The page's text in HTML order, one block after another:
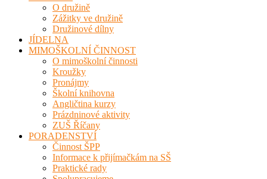
O družině
Zážitky ve družině
Družinové dílny
JÍDELNA
MIMOŠKOLNÍ ČINNOST
O mimoškolní činnosti
Kroužky
Pronájmy
Školní knihovna
Angličtina kurzy
Prázdninové aktivity
ZUŠ Říčany
PORADENSTVÍ
Činnost ŠPP
Informace k přijímačkám na SŠ
Praktické rady